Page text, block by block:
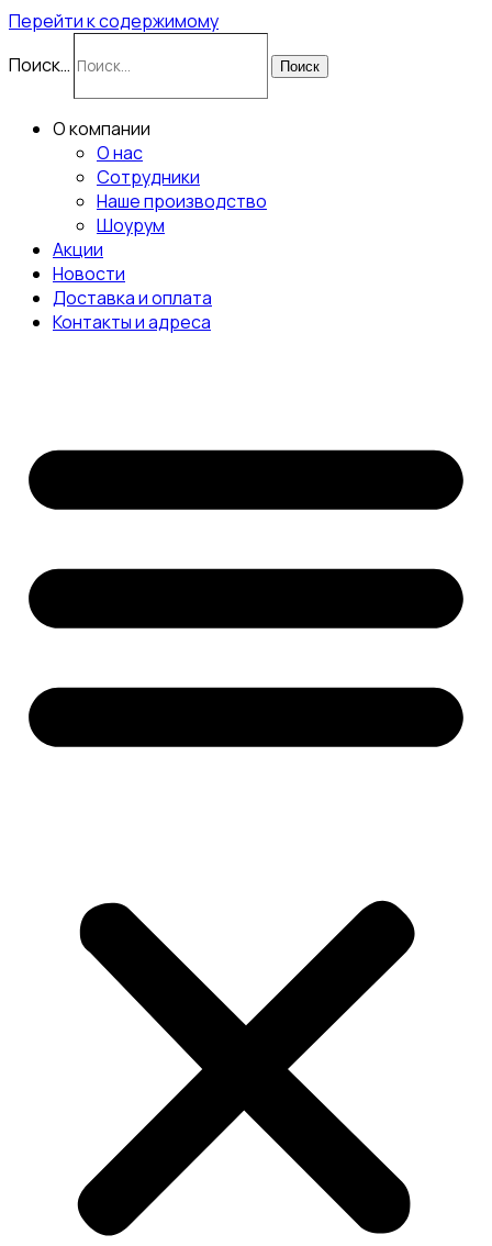
Перейти к содержимому
Поиск…
Поиск
О компании
О нас
Сотрудники
Наше производство
Шоурум
Акции
Новости
Доставка и оплата
Контакты и адреса